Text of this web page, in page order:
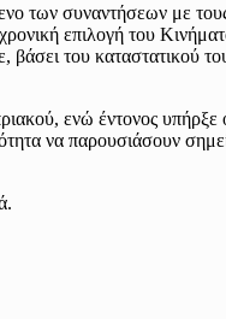
των συναντήσεων με
επιλογή του
του καταστατικού
ενώ έντονος υπήρξε
να παρουσιάσουν